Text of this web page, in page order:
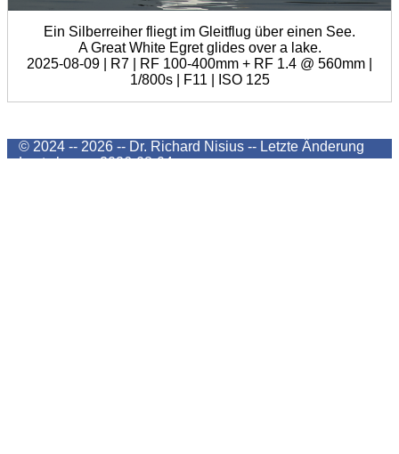
Ein Silberreiher fliegt im Gleitflug über einen See.
A Great White Egret glides over a lake.
2025-08-09 | R7 | RF 100-400mm + RF 1.4 @ 560mm |
1/800s | F11 | ISO 125
© 2024 -- 2026 -- Dr. Richard Nisius -- Letzte Änderung
Last change2026-08-04